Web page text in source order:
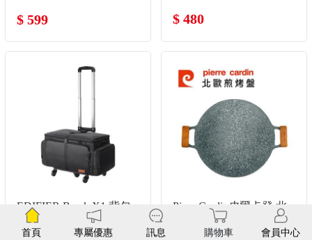
$ 599 $ 480
EDIFIER Break X1 背包
拉車組 X1-TBAG
PierreCardin皮爾卡登 北
歐煎烤盤38公分
首頁 專屬優惠 訊息 購物車 會員中心